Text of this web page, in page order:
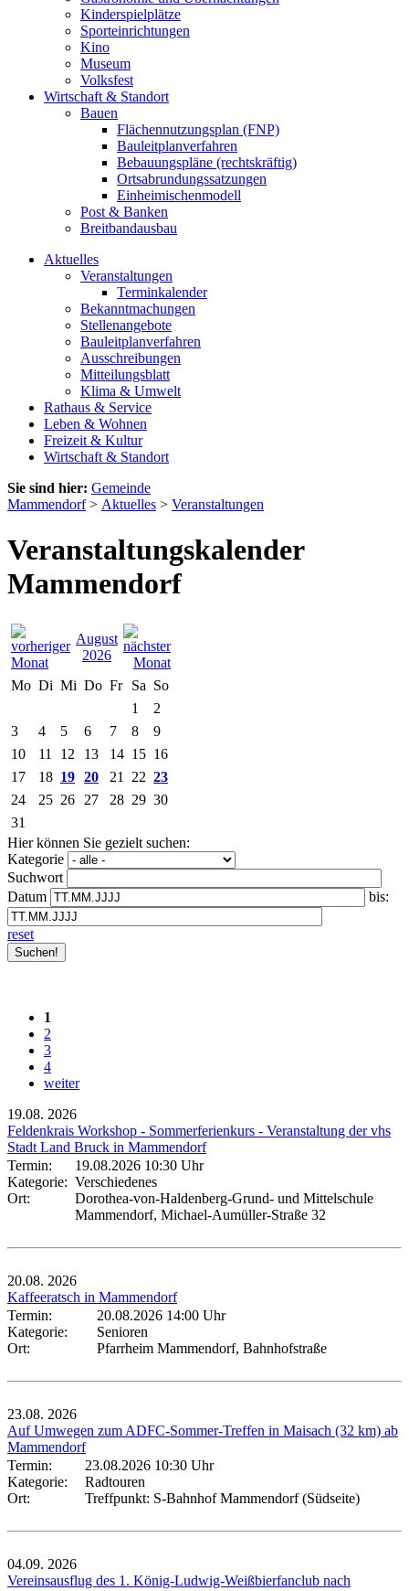
Kinderspielplätze
Sporteinrichtungen
Kino
Museum
Volksfest
Wirtschaft & Standort
Bauen
Flächennutzungsplan (FNP)
Bauleitplanverfahren
Bebauungspläne (rechtskräftig)
Ortsabrundungssatzungen
Einheimischenmodell
Post & Banken
Breitbandausbau
Aktuelles
Veranstaltungen
Terminkalender
Bekanntmachungen
Stellenangebote
Bauleitplanverfahren
Ausschreibungen
Mitteilungsblatt
Klima & Umwelt
Rathaus & Service
Leben & Wohnen
Freizeit & Kultur
Wirtschaft & Standort
Sie sind hier: Gemeinde
Mammendorf> Aktuelles > Veranstaltungen
Veranstaltungskalender
Mammendorf
August
2026
Mo Di Mi Do Fr Sa So
1
2
3
4 5 6 7 8
9
10
11 12 13 14 15 16
17
18 19 20 21 22 23
24
25 26 27 28 29 30
31
Hier können Sie gezielt suchen:
Kategorie
Suchwort
Datum
bis:
reset
1
2
3
4
weiter
19.08. 2026
Feldenkrais Workshop - Sommerferienkurs - Veranstaltung der vhs
Stadt Land Bruck in Mammendorf
Termin:
19.08.2026 10:30 Uhr
Kategorie: Verschiedenes
Ort:
Dorothea-von-Haldenberg-Grund- und Mittelschule
Mammendorf, Michael-Aumüller-Straße 32
20.08. 2026
Kaffeeratsch in Mammendorf
Termin:
20.08.2026 14:00 Uhr
Kategorie:
Senioren
Ort:
Pfarrheim Mammendorf, Bahnhofstraße
23.08. 2026
Auf Umwegen zum ADFC-Sommer-Treffen in Maisach (32 km) ab
Mammendorf
Termin:
23.08.2026 10:30 Uhr
Kategorie:
Radtouren
Ort:
Treffpunkt: S-Bahnhof Mammendorf (Südseite)
04.09. 2026
Vereinsausflug des 1. König-Ludwig-Weißbierfanclub nach